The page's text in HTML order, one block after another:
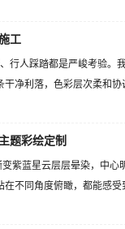
工
行人踩踏都是严峻考验。
净利落，色彩层次柔和
题彩绘定制
紫蓝星云层层晕染，中
不同角度俯瞰，都能感